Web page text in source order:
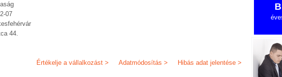
07
44.
Hibás adat jelentése >
Adatmódosítás >
Értékelje a vállalkozást >